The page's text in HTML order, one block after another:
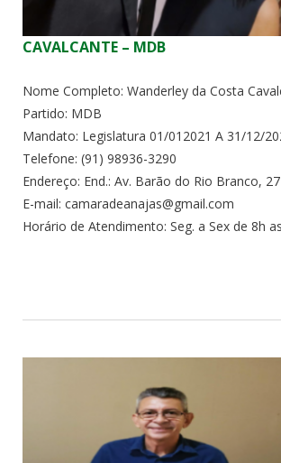
CAVALCANTE – MDB
Nome Completo: Wanderley da Costa
Partido: MDB
Mandato: Legislatura 01/012021 A 31/12/
Telefone: (91) 98936-3290
Endereço: End.: Av. Barão do Rio Branco, 27
E-mail: camaradeanajas@gmail.com
Horário de Atendimento: Seg. a Sex de 8h